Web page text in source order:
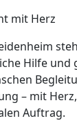
mit Herz
Hilfe und
– mit
Auftrag.